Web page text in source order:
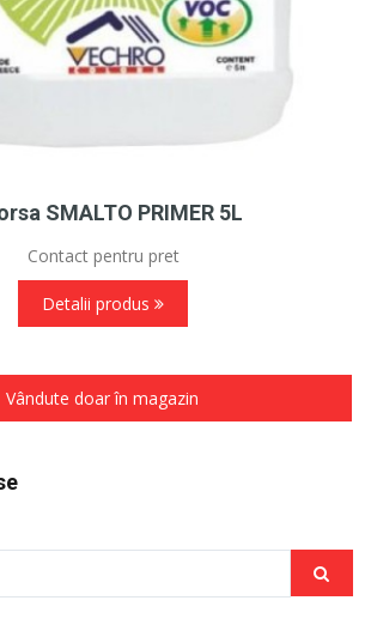
SMALTO PRIMER 5L
Contact pentru pret
Detalii produs
Vândute doar în magazin